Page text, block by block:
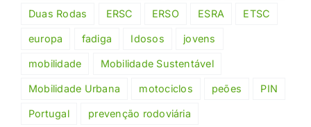
Duas Rodas ERSC ERSO ESRA ETSC
europa fadiga Idosos jovens
mobilidade Mobilidade Sustentável
Mobilidade Urbana motociclos peões PIN
Portugal prevenção rodoviária